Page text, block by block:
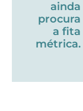
ainda
procura
a fita
métrica.